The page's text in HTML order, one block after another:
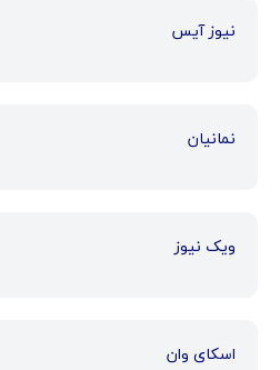
نیوز آیس
نمانیان
ویک نیوز
اسکای وان